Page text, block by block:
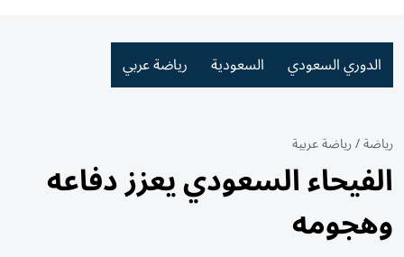
الدوري السعودي السعودية رياضة عربي
رياضة/رياضة عربية
الفيحاء السعودي يعزز دفاعه
وهجومه